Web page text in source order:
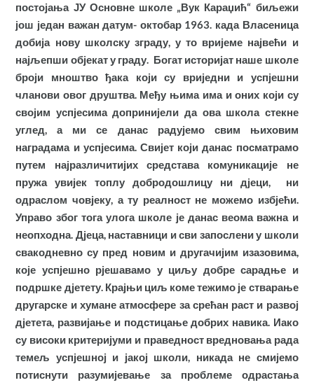
постојања ЈУ Основне школе „Вук Караџић“ биљежи
још један важан датум- октобар 1963. када Власеница
добија нову школску зграду, у то вријеме највећи и
најљепши објекат у граду. Богат историјат наше школе
броји мноштво ђака који су вриједни и успјешни
чланови овог друштва. Међу њима има и оних који су
својим успјесима допринијели да ова школа стекне
углед, а ми се данас радујемо свим њиховим
наградама и успјесима. Свијет који данас посматрамо
путем најразличитијих средстава комуникације не
пружа увијек топлу добродошлицу ни дјеци, ни
одраслом човјеку, а ту реалност не можемо избјећи.
Управо због тога улога школе је данас веома важна и
неопходна. Дјеца, наставници и сви запослени у школи
свакодневно су пред новим и другачијим изазовима,
које успјешно рјешавамо у циљу добре сарадње и
подршке дјетету. Крајњи циљ коме тежимо је стварање
другарске и хумане атмосфере за срећан раст и развој
дјетета, развијање и подстицање добрих навика. Иако
су високи критеријуми и праведност вредновања рада
темељ успјешној и јакој школи, никада не смијемо
потиснути разумијевање за проблеме одрастања